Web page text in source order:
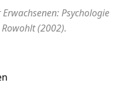
Psychologie
(2002).